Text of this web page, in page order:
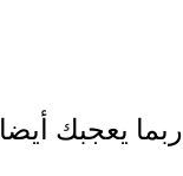
ربما يعجبك أيضا